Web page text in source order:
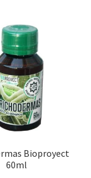
Bioproyect
60ml